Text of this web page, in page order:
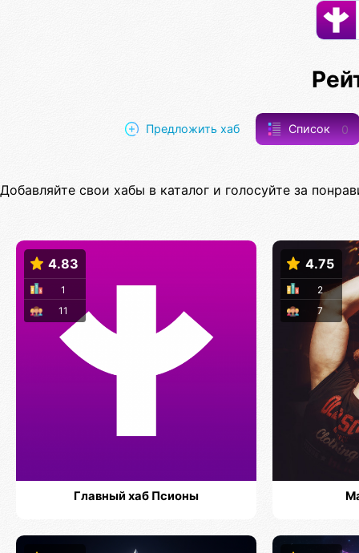
Предложить хаб Список 0
Добавляйте свои хабы в каталог и голосуйте за
4.83
11
1
Главный хаб Псионы
4.75
7
2